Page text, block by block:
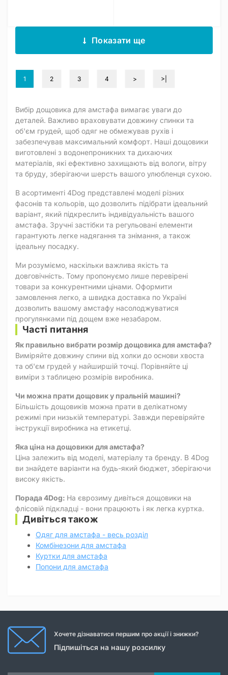
Показати ще
1 2 3 4 > >|
Вибір дощовика для амстафа вимагає уваги до
деталей. Важливо враховувати довжину спинки та
об'єм грудей, щоб одяг не обмежував рухів і
забезпечував максимальний комфорт. Наші дощовики
виготовлені з водонепроникних та дихаючих
матеріалів, які ефективно захищають від вологи, вітру
та бруду, зберігаючи шерсть вашого улюбленця сухою.
В асортименті 4Dog представлені моделі різних
фасонів та кольорів, що дозволить підібрати ідеальний
варіант, який підкреслить індивідуальність вашого
амстафа. Зручні застібки та регульовані елементи
гарантують легке надягання та знімання, а також
ідеальну посадку.
Ми розуміємо, наскільки важлива якість та
довговічність. Тому пропонуємо лише перевірені
товари за конкурентними цінами. Оформити
замовлення легко, а швидка доставка по Україні
дозволить вашому амстафу насолоджуватися
прогулянками під дощем вже незабаром.
Часті питання
Як правильно вибрати розмір дощовика для амстафа?
Виміряйте довжину спини від холки до основи хвоста
та об'єм грудей у найширшій точці. Порівняйте ці
виміри з таблицею розмірів виробника.
Чи можна прати дощовик у пральній машині?
Більшість дощовиків можна прати в делікатному
режимі при низькій температурі. Завжди перевіряйте
інструкції виробника на етикетці.
Яка ціна на дощовики для амстафа?
Ціна залежить від моделі, матеріалу та бренду. В 4Dog
ви знайдете варіанти на будь-який бюджет, зберігаючи
високу якість.
Порада 4Dog: На єврозиму дивіться дощовики на
флісовій підкладці - вони працюють і як легка куртка.
Дивіться також
Одяг для амстафа - весь розділ
Комбінезони для амстафа
Куртки для амстафа
Попони для амстафа
Хочете дізнаватися першим про акції і знижки?
Підпишіться на нашу розсилку